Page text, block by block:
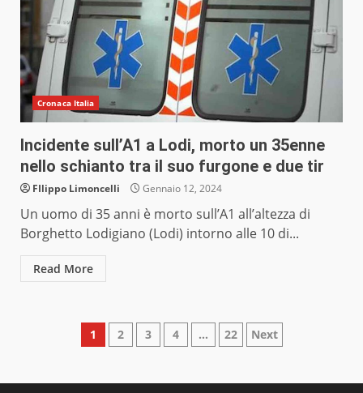
Cronaca Italia
Incidente sull’A1 a Lodi, morto un 35enne
nello schianto tra il suo furgone e due tir
FIlippo Limoncelli Gennaio 12, 2024
Un uomo di 35 anni è morto sull’A1 all’altezza di
Borghetto Lodigiano (Lodi) intorno alle 10 di...
Read More
Paginazione
1 2 3 4 … 22 Next